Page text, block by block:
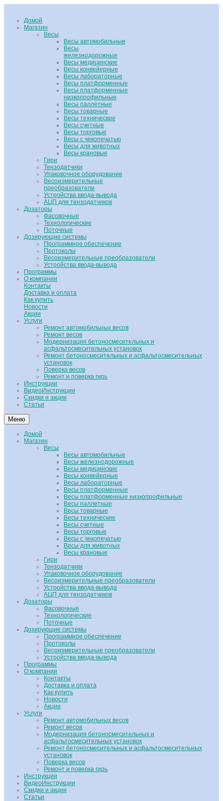
Домой
Магазин
Весы
Весы автомобильные
Весы
железнодорожные
Весы медицинские
Весы конвейерные
Весы лабораторные
Весы платформенные
Весы платформенные
низкопрофильные
Весы паллетные
Весы товарные
Весы технические
Весы счетные
Весы торговые
Весы с чекопечатью
Весы для животных
Весы крановые
Гири
Тензодатчики
Упаковочное оборудование
Весоизмерительные
преобразователи
Устройства ввода-вывода
АЦП для тензодатчиков
Дозаторы
Фасовочные
Технологические
Поточные
Дозирующие системы
Программное обеспечение
Протоколы
Весоизмерительные преобразователи
Устройства ввода-вывода
Программы
О компании
Контакты
Доставка и оплата
Как купить
Новости
Акции
Услуги
Ремонт автомобильных весов
Ремонт весов
Модернизация бетоносмесительных и
асфальтосмесительных установок
Ремонт бетоносмесительных и асфальтосмесительных
установок
Поверка весов
Ремонт и поверка гирь
Инструкции
ВидеоИнструкции
Скидки и акции
Статьи
Меню
Домой
Магазин
Весы
Весы автомобильные
Весы железнодорожные
Весы медицинские
Весы конвейерные
Весы лабораторные
Весы платформенные
Весы платформенные низкопрофильные
Весы паллетные
Весы товарные
Весы технические
Весы счетные
Весы торговые
Весы с чекопечатью
Весы для животных
Весы крановые
Гири
Тензодатчики
Упаковочное оборудование
Весоизмерительные преобразователи
Устройства ввода-вывода
АЦП для тензодатчиков
Дозаторы
Фасовочные
Технологические
Поточные
Дозирующие системы
Программное обеспечение
Протоколы
Весоизмерительные преобразователи
Устройства ввода-вывода
Программы
О компании
Контакты
Доставка и оплата
Как купить
Новости
Акции
Услуги
Ремонт автомобильных весов
Ремонт весов
Модернизация бетоносмесительных и
асфальтосмесительных установок
Ремонт бетоносмесительных и асфальтосмесительных
установок
Поверка весов
Ремонт и поверка гирь
Инструкции
ВидеоИнструкции
Скидки и акции
Статьи